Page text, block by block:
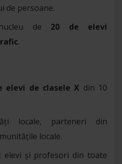
de persoane.
de 20 de elevi
.
elevi de clasele X din 10
locale, parteneri din
locale.
elevi și profesori din toate